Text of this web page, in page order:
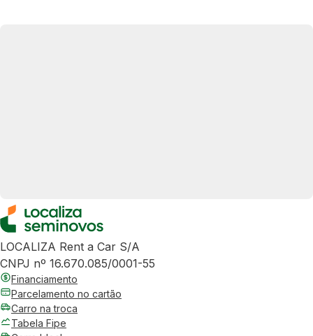
LOCALIZA Rent a Car S/A
CNPJ nº 16.670.085/0001-55
Financiamento
Parcelamento no cartão
Carro na troca
Tabela Fipe